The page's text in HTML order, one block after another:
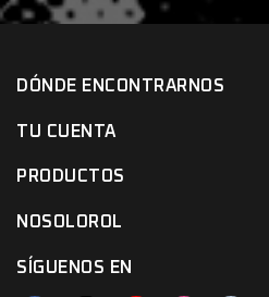
DÓNDE ENCONTRARNOS
TU CUENTA
PRODUCTOS
NOSOLOROL
SÍGUENOS EN